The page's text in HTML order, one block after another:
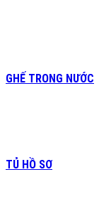
GHẾ TRONG NƯỚC
TỦ HỒ SƠ